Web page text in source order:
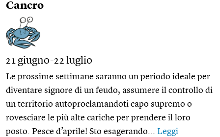
Cancro
21 giugno-22 luglio
Le prossime settimane saranno un periodo ideale per
diventare signore di un feudo, assumere il controllo di
un territorio autoproclamandoti capo supremo o
rovesciare le più alte cariche per prendere il loro
posto. Pesce d’aprile! Sto esagerando... Leggi